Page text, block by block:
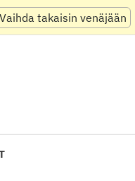
Vaihda takaisin venäjään